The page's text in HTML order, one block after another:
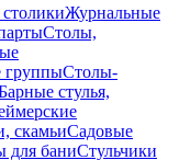
Журнальные
Столы,
группыСтолы-
стулья,
скамьиСадовые
для баниСтульчики